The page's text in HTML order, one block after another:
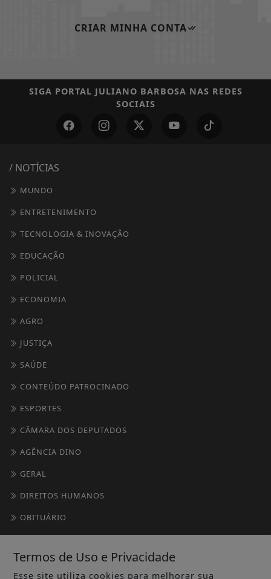
CRIAR MINHA CONTA
SIGA PORTAL JULIANO BARBOSA NAS REDES
SOCIAIS
/ NOTÍCIAS
MUNDO
ENTRETENIMENTO
TECNOLOGIA & INOVAÇÃO
EDUCAÇÃO
POLICIAL
ECONOMIA
AGRO
JUSTIÇA
SAÚDE
CONTEÚDO PATROCINADO
ESPORTES
CÂMARA DOS DEPUTADOS
AGÊNCIA DINO
GERAL
DIREITOS HUMANOS
OBITUÁRIO
Termos de Uso e Privacidade
Esse site utiliza cookies para melhorar sua